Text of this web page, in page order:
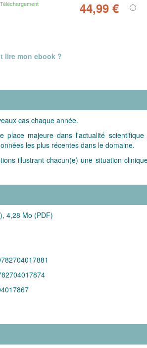
Téléchargement
44,99 €
lire mon ebook ?
cas chaque année.
place majeure dans l'actualité scientifique
les plus récentes dans le domaine.
illustrant chacun(e) une situation
4,28 Mo (PDF)